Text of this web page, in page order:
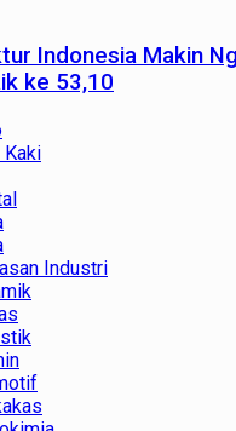
Indonesia Makin
ke 53,10
Kaki
Industri